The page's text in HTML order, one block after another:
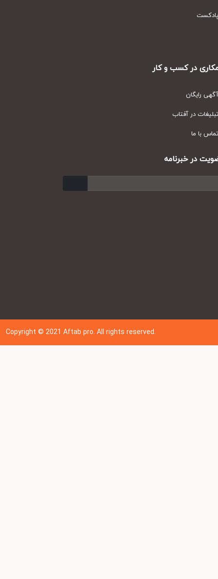
در کسب و کار
رایگان
در آفتاب
با ما
در خبرنامه
Copyright © 202 1Aftab pro. All rights reserved.